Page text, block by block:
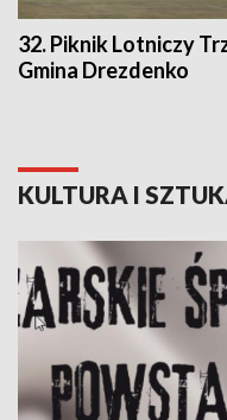
32. Piknik Lotniczy
Gmina Drezdenko
KULTURA I